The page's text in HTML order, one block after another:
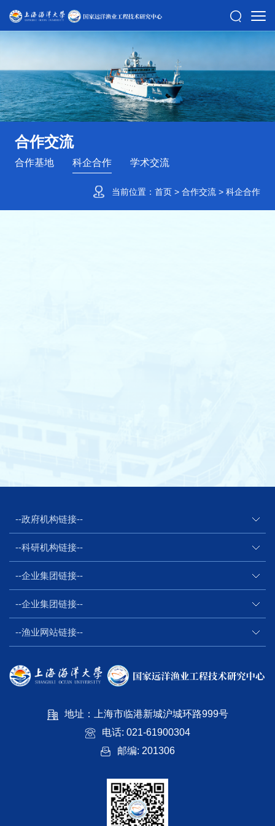
合作交流
合作基地 科企合作 学术交流
当前位置：首页 >合作交流 >科企合作
--政府机构链接--
--科研机构链接--
--企业集团链接--
--企业集团链接--
--渔业网站链接--
地址：上海市临港新城沪城环路999号
电话: 021-61900304
邮编: 201306